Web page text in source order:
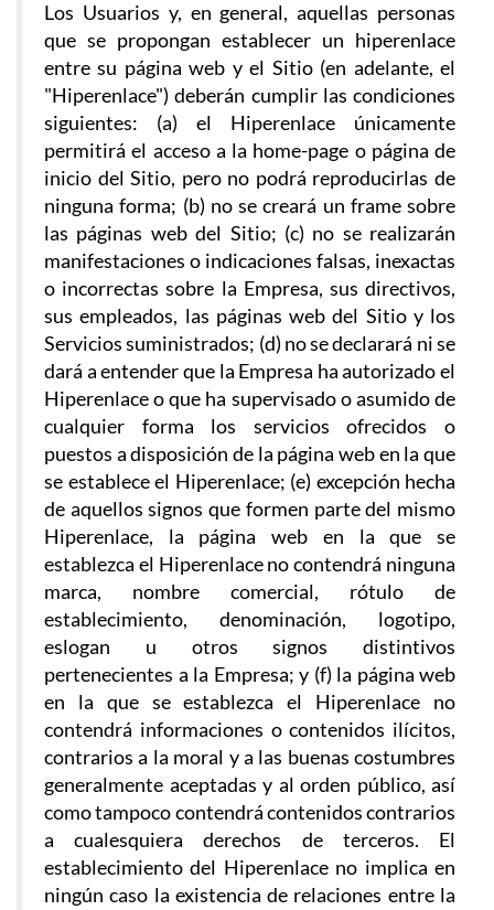
Los Usuarios y, en general, aquellas personas
que se propongan establecer un hiperenlace
entre su página web y el Sitio (en adelante, el
"Hiperenlace") deberán cumplir las condiciones
siguientes: (a) el Hiperenlace únicamente
permitirá el acceso a la home-page o página de
inicio del Sitio, pero no podrá reproducirlas de
ninguna forma; (b) no se creará un frame sobre
las páginas web del Sitio; (c) no se realizarán
manifestaciones o indicaciones falsas, inexactas
o incorrectas sobre la Empresa, sus directivos,
sus empleados, las páginas web del Sitio y los
Servicios suministrados; (d) no se declarará ni se
dará a entender que la Empresa ha autorizado el
Hiperenlace o que ha supervisado o asumido de
cualquier forma los servicios ofrecidos o
puestos a disposición de la página web en la que
se establece el Hiperenlace; (e) excepción hecha
de aquellos signos que formen parte del mismo
Hiperenlace, la página web en la que se
establezca el Hiperenlace no contendrá ninguna
marca, nombre comercial, rótulo de
establecimiento, denominación, logotipo,
eslogan u otros signos distintivos
pertenecientes a la Empresa; y (f) la página web
en la que se establezca el Hiperenlace no
contendrá informaciones o contenidos ilícitos,
contrarios a la moral y a las buenas costumbres
generalmente aceptadas y al orden público, así
como tampoco contendrá contenidos contrarios
a cualesquiera derechos de terceros. El
establecimiento del Hiperenlace no implica en
ningún caso la existencia de relaciones entre la